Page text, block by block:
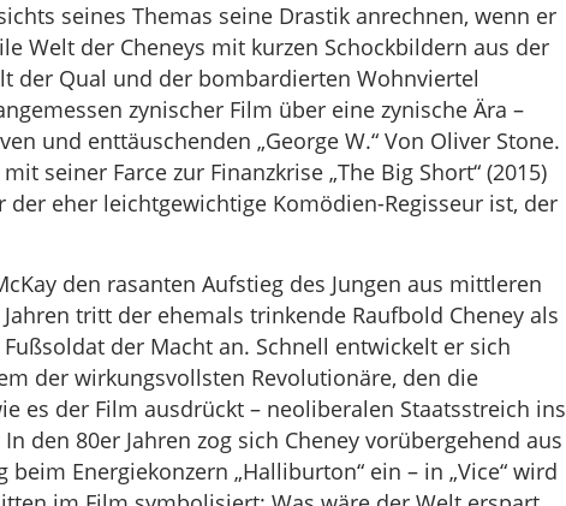
seines Themas seine Drastik anrechnen, wenn er
Welt der Cheneys mit kurzen Schockbildern aus der
der Qual und der bombardierten Wohnviertel
zynischer Film über eine zynische Ära –
und enttäuschenden „George W.“ Von Oliver Stone.
seiner Farce zur Finanzkrise „The Big Short“ (2015)
der eher leichtgewichtige Komödien-Regisseur ist, der
den rasanten Aufstieg des Jungen aus mittleren
tritt der ehemals trinkende Raufbold Cheney als
der Macht an. Schnell entwickelt er sich
der wirkungsvollsten Revolutionäre, den die
es der Film ausdrückt – neoliberalen Staatsstreich ins
den 80er Jahren zog sich Cheney vorübergehend aus
Energiekonzern „Halliburton“ ein – in „Vice“ wird